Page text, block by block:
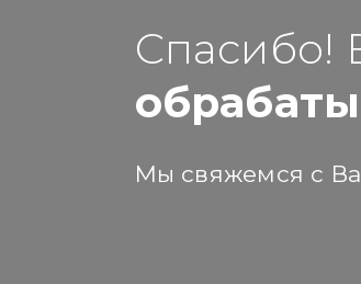
Спасибо!
Мы свяжемся с